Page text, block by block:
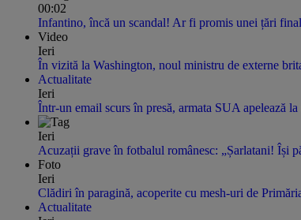
00:02
Infantino, încă un scandal! Ar fi promis unei țări
Video
Ieri
În vizită la Washington, noul ministru de externe
Actualitate
Ieri
Într-un email scurs în presă, armata SUA apelează
Ieri
Acuzații grave în fotbalul românesc: „Șarlatani! Își
Foto
Ieri
Clădiri în paragină, acoperite cu mesh-uri de
Actualitate